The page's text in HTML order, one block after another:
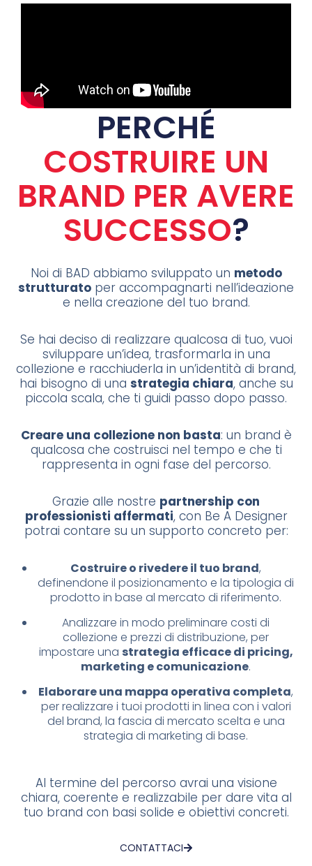
PERCHÉ
COSTRUIRE UN
BRAND PER AVERE
SUCCESSO?
Noi di BAD abbiamo sviluppato un metodo
strutturato per accompagnarti nell’ideazione
e nella creazione del tuo brand.
Se hai deciso di realizzare qualcosa di tuo, vuoi
sviluppare un’idea, trasformarla in una
collezione e racchiuderla in un’identità di brand,
hai bisogno di una strategia chiara, anche su
piccola scala, che ti guidi passo dopo passo.
Creare una collezione non basta: un brand è
qualcosa che costruisci nel tempo e che ti
rappresenta in ogni fase del percorso.
Grazie alle nostre partnership con
professionisti affermati, con Be A Designer
potrai contare su un supporto concreto per:
Costruire o rivedere il tuo brand,
definendone il posizionamento e la tipologia di
prodotto in base al mercato di riferimento.
Analizzare in modo preliminare costi di
collezione e prezzi di distribuzione, per
impostare una strategia efficace di pricing,
marketing e comunicazione.
Elaborare una mappa operativa completa,
per realizzare i tuoi prodotti in linea con i valori
del brand, la fascia di mercato scelta e una
strategia di marketing di base.
Al termine del percorso avrai una visione
chiara, coerente e realizzabile per dare vita al
tuo brand con basi solide e obiettivi concreti.
CONTATTACI